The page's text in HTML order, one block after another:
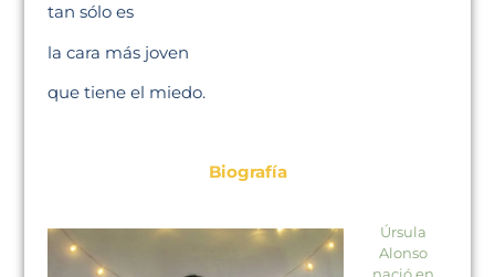
tan sólo es
la cara más joven
que tiene el miedo.
Biografía
Úrsula
Alonso
nació en